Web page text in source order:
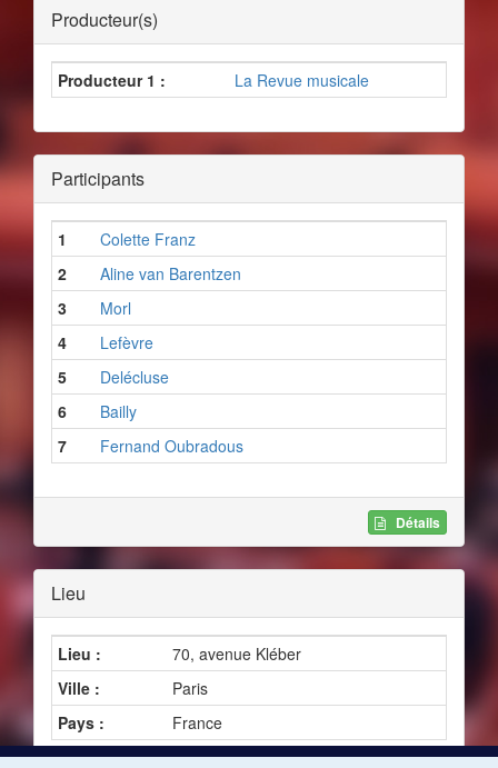
Producteur(s)
Producteur 1 : La Revue musicale
Participants
1
Colette Franz
2
Aline van Barentzen
3
Morl
4
Lefèvre
5
Delécluse
6
Bailly
7
Fernand Oubradous
Détails
Lieu
Lieu :
70, avenue Kléber
Ville :
Paris
Pays :
France